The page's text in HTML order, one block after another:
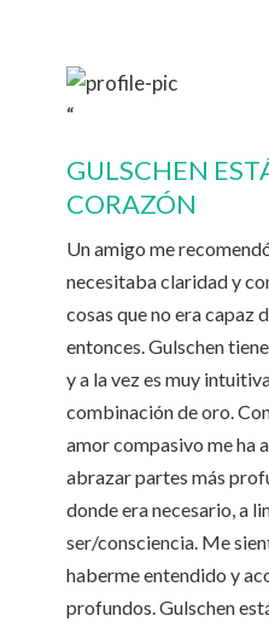
“
GULSCHEN
CORAZÓN
Un amigo me
necesitaba claridad y
cosas que no era capaz
entonces. Gulschen
y a la vez es muy
combinación de oro.
amor compasivo me ha
abrazar partes más
donde era necesario, a
ser/consciencia. Me
haberme entendido y
profundos. Gulschen